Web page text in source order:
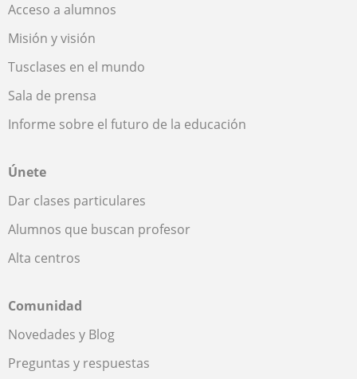
Acceso a alumnos
Misión y visión
Tusclases en el mundo
Sala de prensa
Informe sobre el futuro de la educación
Únete
Dar clases particulares
Alumnos que buscan profesor
Alta centros
Comunidad
Novedades y Blog
Preguntas y respuestas